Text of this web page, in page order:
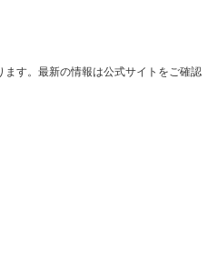
す。最新の情報は公式サイトをご確認